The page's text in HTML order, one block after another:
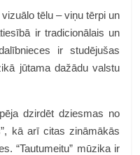
tēlu – viņu tērpi un
ir tradicionālais un
ir studējušas
jūtama dažādu valstu
dzirdēt dziesmas no
kā arī citas zināmākās
“Tautumeitu” mūzika ir